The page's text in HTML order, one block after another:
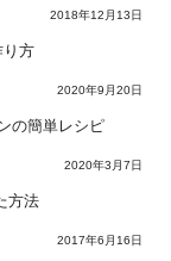
2018年12月13日
り方
2020年9月20日
の簡単レシピ
2020年3月7日
方法
2017年6月16日